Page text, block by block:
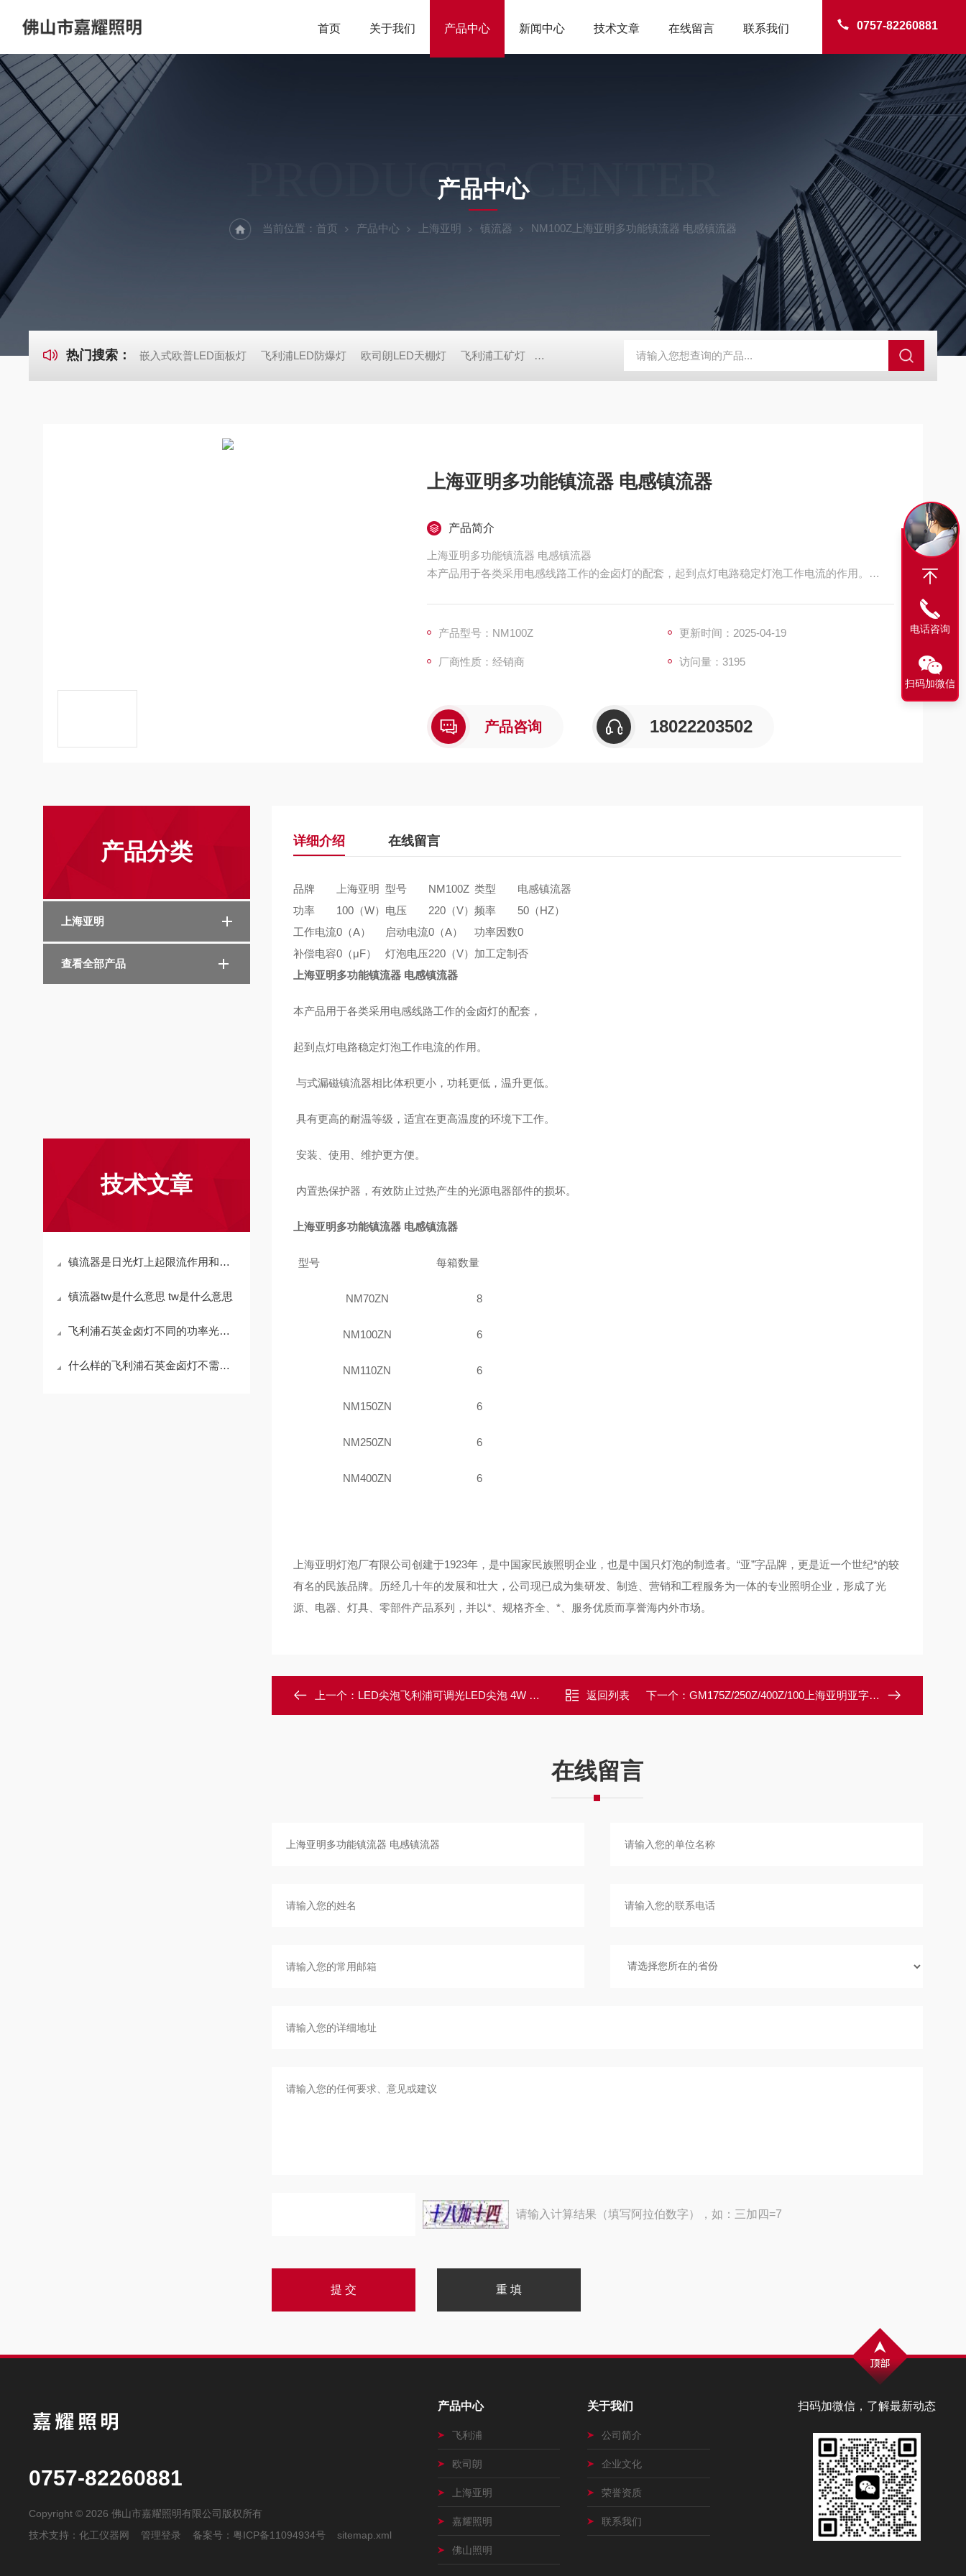
0757-82260881
首页 关于我们 产品中心 新闻中心 技术文章 在线留言 联系我们
PRODUCTS CENTER
产品中心
当前位置： 首页 产品中心 上海亚明 镇流器 NM100Z上海亚明多功能镇流器 电感镇流器
热门搜索： 嵌入式欧普LED面板灯 飞利浦LED防爆灯 欧司朗LED天棚灯 飞利浦工矿灯 消防应急雷士双头应急灯 LS-ZFZD-E3WSA/XFZ-Y3SSAD 佛山照明LED泛光灯 明欣
上海亚明多功能镇流器 电感镇流器
产品简介
上海亚明多功能镇流器 电感镇流器
本产品用于各类采用电感线路工作的金卤灯的配套，起到点灯电路稳定灯泡工作电流的作用。
产品型号：NM100Z 更新时间：2025-04-19
厂商性质：经销商 访问量：3195
产品咨询 18022203502
产品分类
上海亚明
查看全部产品
技术文章
镇流器是日光灯上起限流作用和产生瞬间高压的设备
镇流器tw是什么意思 tw是什么意思
飞利浦石英金卤灯不同的功率光源对应不同功率的镇流器
什么样的飞利浦石英金卤灯不需要配镇流器
详细介绍 在线留言
品牌 上海亚明 型号 NM100Z 类型
电感镇流器
功率
100（W） 电压 220（V） 频率
50（HZ）
工作电流0（A） 启动电流0（A） 功率因数0
补偿电容0（μF） 灯泡电压220（V） 加工定制 否
上海亚明多功能镇流器 电感镇流器
本产品用于各类采用电感线路工作的金卤灯的配套，
起到点灯电路稳定灯泡工作电流的作用。
与式漏磁镇流器相比体积更小，功耗更低，温升更低。
具有更高的耐温等级，适宜在更高温度的环境下工作。
安装、使用、维护更方便。
内置热保护器，有效防止过热产生的光源电器部件的损坏。
上海亚明多功能镇流器 电感镇流器
型号 每箱数量
NM70ZN 8
NM100ZN 6
NM110ZN 6
NM150ZN 6
NM250ZN 6
NM400ZN 6
上海亚明灯泡厂有限公司创建于1923年，是中国家民族照明企业，也是中国只灯泡的制造者。 “亚”字品牌，更是近一个世纪*的较
有名的民族品牌。历经几十年的发展和壮大，公司现已成为集研发、制造、营销和工程服务为一体的专业照明企业，形成了光
源、电器、灯具、零部件产品系列，并以*、规格齐全、*、服务优质而享誉海内外市场。
上一个： LED尖泡飞利浦可调光LED尖泡 4W 飞利浦尖泡 返回列表 下一个： GM175Z/250Z/400Z/100上海亚明亚字牌镇流器 电感镇流器
在线留言
请输入计算结果（填写阿拉伯数字），如：三加四=7
扫码加微信，了解最新动态
0757-82260881
Copyright © 2026 佛山市嘉耀照明有限公司版权所有
技术支持：化工仪器网 管理登录 备案号： 粤ICP备11094934号 sitemap.xml
产品中心
飞利浦
欧司朗
上海亚明
嘉耀照明
佛山照明
关于我们
公司简介
企业文化
荣誉资质
联系我们
电话咨询
扫码加微信